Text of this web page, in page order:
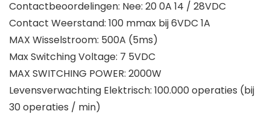
Contactbeoordelingen: Nee: 20 0A 14 / 28VDC
Contact Weerstand: 100 mmax bij 6VDC 1A
MAX Wisselstroom: 500A (5ms)
Max Switching Voltage: 7 5VDC
MAX SWITCHING POWER: 2000W
Levensverwachting Elektrisch: 100.000 operaties (bij
30 operaties / min)